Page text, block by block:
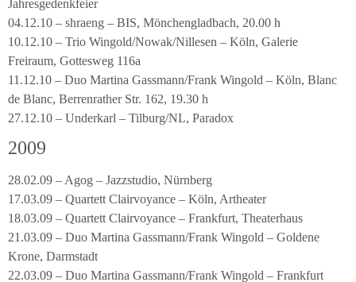
Jahresgedenkfeier
04.12.10 – shraeng – BIS, Mönchengladbach, 20.00 h
10.12.10 – Trio Wingold/Nowak/Nillesen – Köln, Galerie
Freiraum, Gottesweg 116a
11.12.10 – Duo Martina Gassmann/Frank Wingold – Köln, Blanc
de Blanc, Berrenrather Str. 162, 19.30 h
27.12.10 – Underkarl – Tilburg/NL, Paradox
2009
28.02.09 – Agog – Jazzstudio, Nürnberg
17.03.09 – Quartett Clairvoyance – Köln, Artheater
18.03.09 – Quartett Clairvoyance – Frankfurt, Theaterhaus
21.03.09 – Duo Martina Gassmann/Frank Wingold – Goldene
Krone, Darmstadt
22.03.09 – Duo Martina Gassmann/Frank Wingold – Frankfurt